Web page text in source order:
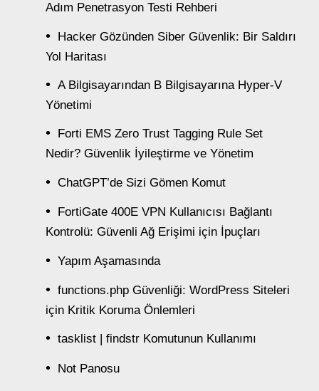
Adım Penetrasyon Testi Rehberi
Hacker Gözünden Siber Güvenlik: Bir Saldırı
Yol Haritası
A Bilgisayarından B Bilgisayarına Hyper-V
Yönetimi
Forti EMS Zero Trust Tagging Rule Set
Nedir? Güvenlik İyileştirme ve Yönetim
ChatGPT’de Sizi Gömen Komut
FortiGate 400E VPN Kullanıcısı Bağlantı
Kontrolü: Güvenli Ağ Erişimi için İpuçları
Yapım Aşamasında
functions.php Güvenliği: WordPress Siteleri
için Kritik Koruma Önlemleri
tasklist | findstr Komutunun Kullanımı
Not Panosu